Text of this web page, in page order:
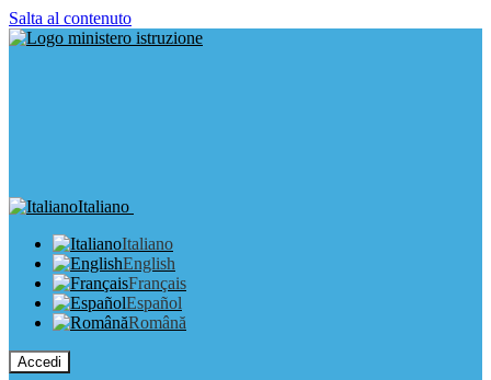
Salta al contenuto
Italiano
Italiano
English
Français
Español
Română
Accedi